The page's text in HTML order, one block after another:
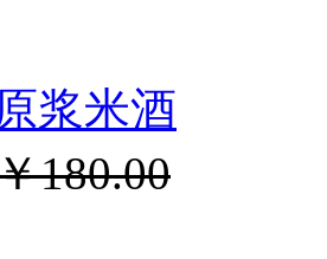
浆米酒
180.00